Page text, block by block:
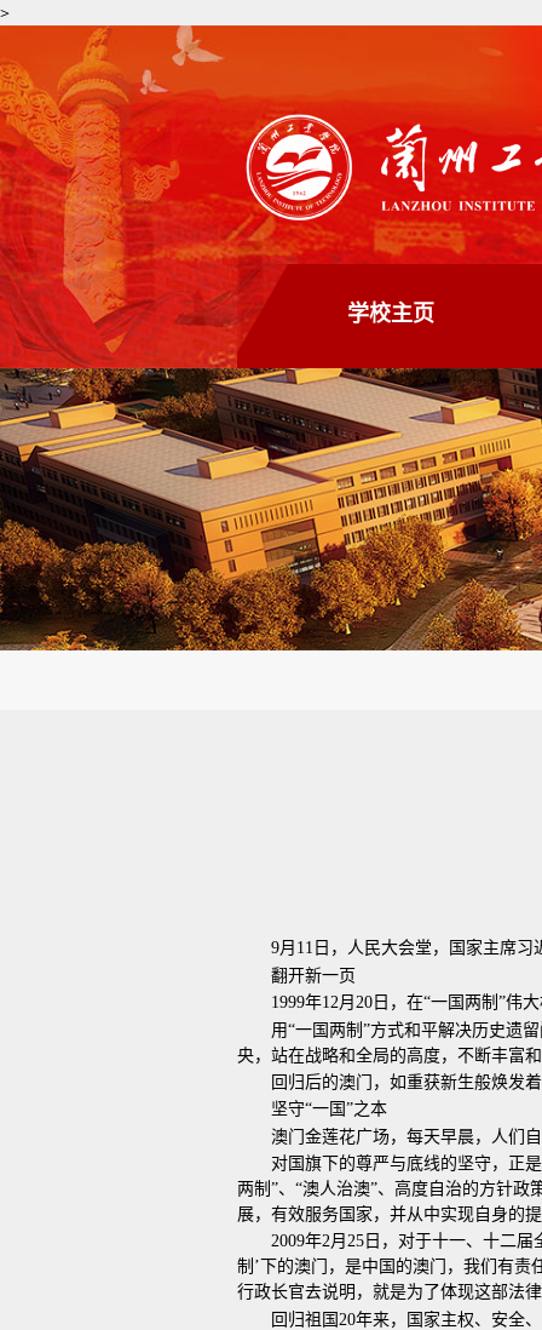
>
学校主页
9月11日，人民大会堂，国家主席
翻开新一页
1999年12月20日，在“一国两制”伟
用“一国两制”方式和平解决历史遗
央，站在战略和全局的高度，不断丰富
回归后的澳门，如重获新生般焕发
坚守“一国”之本
澳门金莲花广场，每天早晨，人们
对国旗下的尊严与底线的坚守，正
两制”、“澳人治澳”、高度自治的方针
展，有效服务国家，并从中实现自身的
2009年2月25日，对于十一、十二
制’下的澳门，是中国的澳门，我们有
行政长官去说明，就是为了体现这部法
回归祖国20年来，国家主权、安全